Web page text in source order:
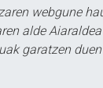
webgune
alde
garatzen